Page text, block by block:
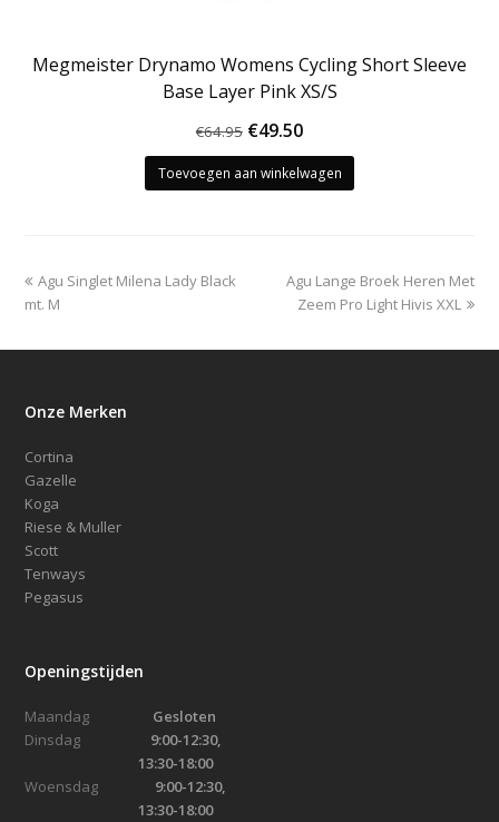
Megmeister Drynamo Womens Cycling Short Sleeve
Base Layer Pink XS/S
€64.95 Oorspronkelijke
prijs
was:
€49.50Huidige
prijs
is:
Toevoegen aan winkelwagen
previous
post:
Agu Singlet Milena Lady Black
mt. M
next
post:
Agu Lange Broek Heren Met
Zeem Pro Light Hivis XXL
Onze Merken
Cortina
Gazelle
Koga
Riese & Muller
Scott
Tenways
Pegasus
Openingstijden
Maandag Gesloten
Dinsdag 9:00-12:30,
13:30-18:00
Woensdag
9:00-12:30,
13:30-18:00